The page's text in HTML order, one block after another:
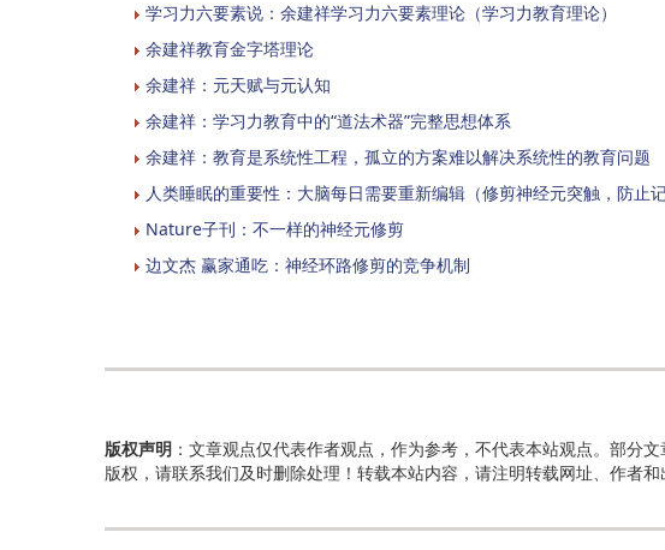
学习力六要素说：余建祥学习力六要素理论（学习力教育理论）
余建祥教育金字塔理论
余建祥：元天赋与元认知
余建祥：学习力教育中的“道法术器”完整思想体系
余建祥：教育是系统性工程，孤立的方案难以解决系统性的教育问题
人类睡眠的重要性：大脑每日需要重新编辑（修剪神经元突触，防止记
Nature子刊：不一样的神经元修剪
边文杰 赢家通吃：神经环路修剪的竞争机制
版权声明 ：文章观点仅代表作者观点，作为参考，不代表本站观点。部分
版权，请联系我们及时删除处理！转载本站内容，请注明转载网址、作者和